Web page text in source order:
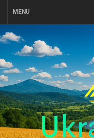
MENU